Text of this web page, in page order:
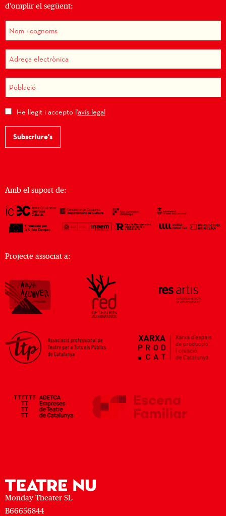
d'omplir el següent:
He llegit i accepto l'avís legal
Subscriure's
Amb el suport de:
Projecte associat a:
Monday Theater SL
B66656844